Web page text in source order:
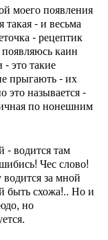
моего появления
такая - и весьма
- рецептик
каин
это такие
прыгають - их
это называется -
по нонешним
- водится там
Чес слово!
за мной
быть схожа!.. Но и
но